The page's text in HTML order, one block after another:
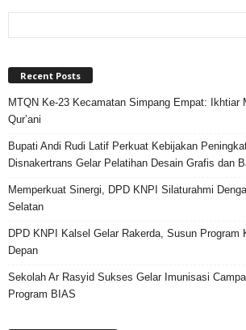
Recent Posts
MTQN Ke-23 Kecamatan Simpang Empat: Ikhtiar
Qur’ani
Bupati Andi Rudi Latif Perkuat Kebijakan
Disnakertrans Gelar Pelatihan Desain Grafis dan
Memperkuat Sinergi, DPD KNPI Silaturahmi
Selatan
DPD KNPI Kalsel Gelar Rakerda, Susun Program
Depan
Sekolah Ar Rasyid Sukses Gelar Imunisasi
Program BIAS